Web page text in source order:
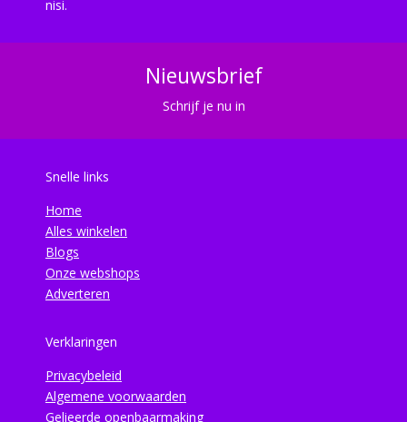
nisi.
Nieuwsbrief
Schrijf je nu in
Snelle links
Home
Alles winkelen
Blogs
Onze webshops
Adverteren
Verklaringen
Privacybeleid
Algemene voorwaarden
Gelieerde openbaarmaking